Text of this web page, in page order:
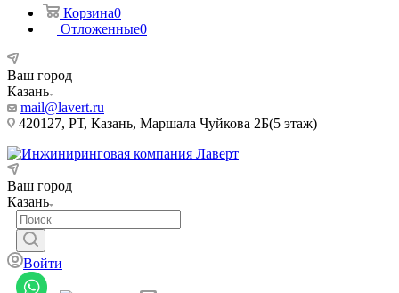
Корзина0
Отложенные0
Ваш город
Казань
mail@lavert.ru
420127, РТ, Казань, Маршала Чуйкова 2Б(5 этаж)
Ваш город
Казань
Войти